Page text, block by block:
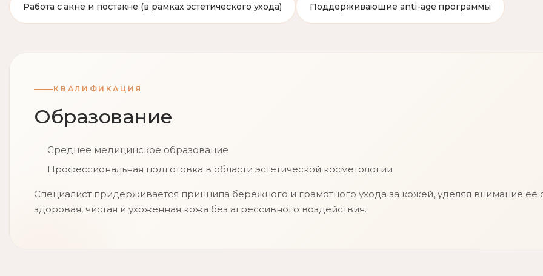
Работа с акне и постакне (в рамках эстетического ухода) Поддерживающие anti-age программы
КВАЛИФИКАЦИЯ
Образование
Среднее медицинское образование
Профессиональная подготовка в области эстетической косметологии
Специалист придерживается принципа бережного и грамотного ухода за кожей, уделяя внимание её
здоровая, чистая и ухоженная кожа без агрессивного воздействия.